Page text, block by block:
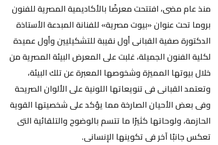
منذ عام مضى، افتتحت معرضًا بالأكاديمية المصرية للفنون
بروما تحت عنوان «بيوت مصرية» للفنانة المبدعة الأستاذة
الدكتورة صفية القبانى أول نقيبة للتشكيليين وأول عميدة
لكلية الفنون الجميلة، غلبت على المعرض البيئة المصرية من
خلال بيوتها المميزة وشخوصها المعبرة عن تلك البيئة،
وتعتمد القبانى فى تنويعاتها اللونية على الألوان الصريحة
وفى بعض الأحيان الصارخة مما يؤكد على شخصيتها القوية
الحازمة، ولوحاتها كثيرًا ما تتسم بالوضوح والتلقائية التى
تعكس جانبًا آخر فى تكوينها الإنسانى.